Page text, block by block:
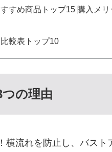
すめ商品トップ15 購入メ
較表トップ10
の理由
横流れを防止し、バスト